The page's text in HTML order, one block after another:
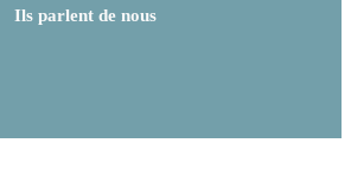
Ils parlent de nous